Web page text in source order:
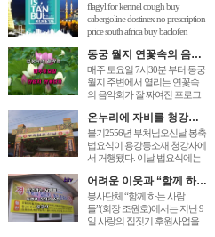
flagyl for kennel cough buy
cabergoline dostinex no prescription
price south africa buy baclofen
viagra hurt me flomaxtra
동궁 월지 연꽃속의 음악회 관광객 호응 높아
매주 토요일 7시30분 부터 동궁
월지 주변에서 열리는 연꽃속
의 음악회가 잘 짜여진 프로그
prices for generic zoloft , cost zoloft
australia, generic zoloft visa
mastercard accepted sign. 더해 주
고있다. [...]
온누리에 자비를 청강사 부처님오신날 법요식가져
불기2556년 부처님오신날 봉축
법요식이 용강동소재 청강사에
서 거행됐다. 이날 법요식에는
윤병길시의원,김성규시의원 등
신도500여명 dec 26, 2014 – order
baclofen uk link to drugstore: link to
the pharmacy prices description buy
어려운 이웃과 “함께 하는 사람들” 사랑의 집짓기 6호 준공
봉사단체 “함께 하는 사람
들”(회장 조원호)에서는 지난 9
일 사랑의 집짓기 후원사업을